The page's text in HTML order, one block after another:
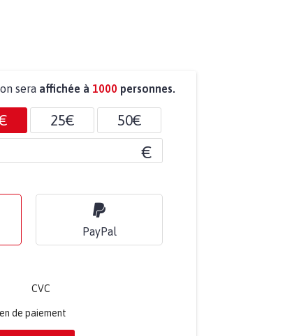
sera affichée à 1000 personnes.
25€ 50€
€
PayPal
CVC
de paiement